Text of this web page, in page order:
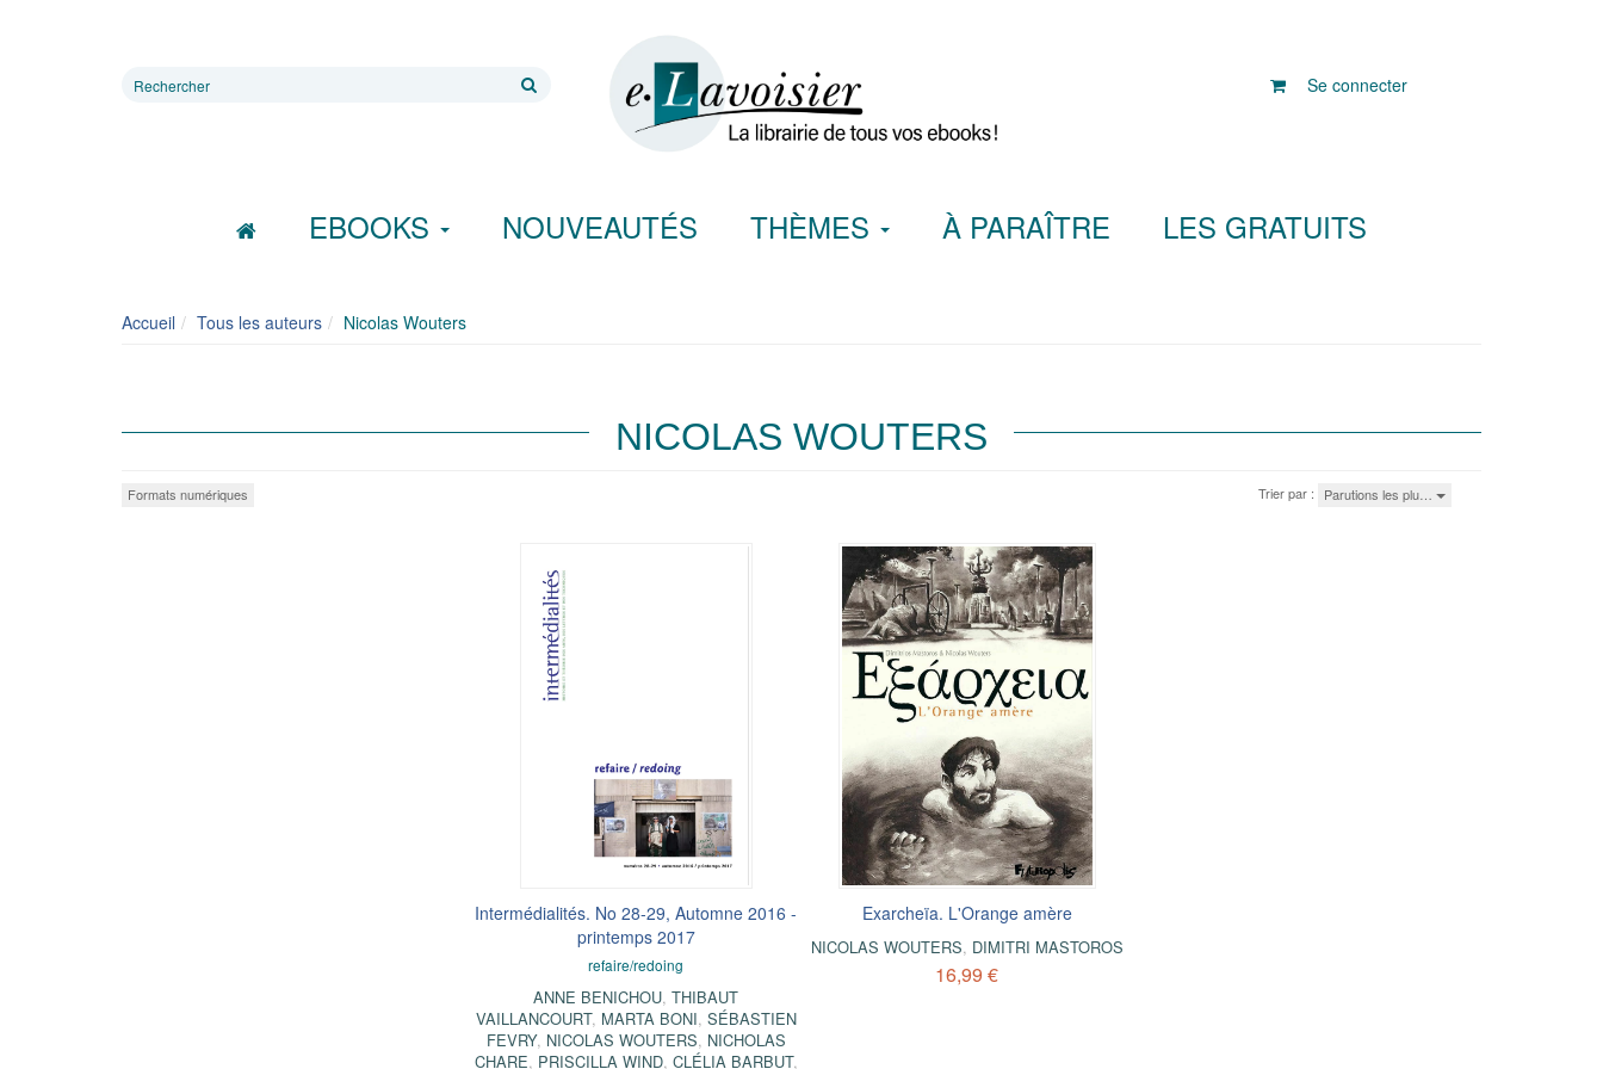
Rechercher
Se connecter
EBOOKS NOUVEAUTÉS THÈMES À PARAÎTRE LES GRATUITS
Accueil Tous les auteurs Nicolas Wouters
NICOLAS WOUTERS
Formats numériques Trier par : Parutions les plu…
Intermédialités. No 28-29, Automne 2016 -
printemps 2017
refaire/redoing
ANNE BENICHOU,THIBAUT
VAILLANCOURT, MARTA BONI, SÉBASTIEN
FEVRY, NICOLAS WOUTERS, NICHOLAS
CHARE, PRISCILLA WIND, CLÉLIA BARBUT,
Exarcheïa. L'Orange amère
NICOLAS WOUTERS, DIMITRI MASTOROS
16,99 €